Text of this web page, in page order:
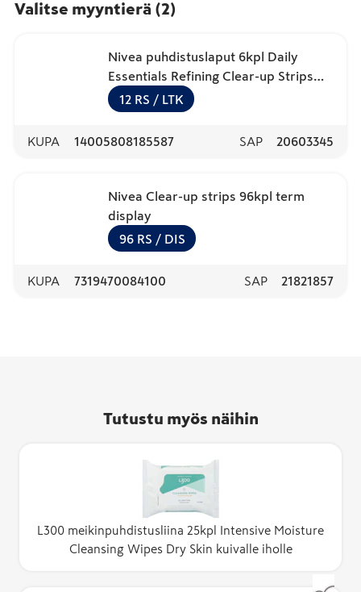
Valitse myyntierä (2)
Nivea puhdistuslaput 6kpl Daily
Essentials Refining Clear-up Strips
kasvojen T-alueelle
12 RS / LTK
KUPA 14005808185587 SAP 20603345
Nivea Clear-up strips 96kpl term
display
96 RS / DIS
KUPA 7319470084100 SAP 21821857
Tutustu myös näihin
L300 meikinpuhdistusliina 25kpl Intensive Moisture
Cleansing Wipes Dry Skin kuivalle iholle